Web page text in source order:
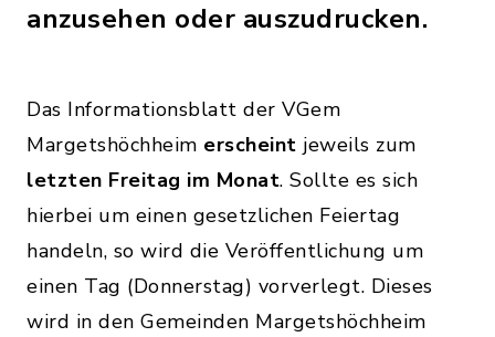
anzusehen oder auszudrucken.
Das Informationsblatt der VGem
Margetshöchheim erscheint jeweils zum
letzten Freitag im Monat. Sollte es sich
hierbei um einen gesetzlichen Feiertag
handeln, so wird die Veröffentlichung um
einen Tag (Donnerstag) vorverlegt. Dieses
wird in den Gemeinden Margetshöchheim